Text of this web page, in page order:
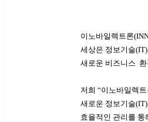
이노바일렉트론
세상은 정보기술
새로운 비즈니스
저희 “이노바일렉
새로운 정보기술
효율적인 관리를 통